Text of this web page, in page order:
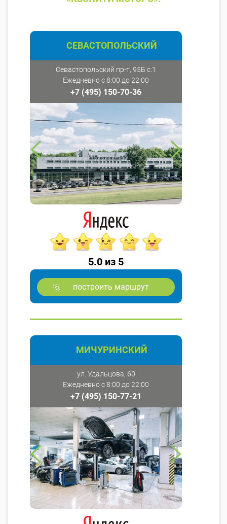
СЕВАСТОПОЛЬСКИЙ
Севастопольский пр-т, 95Б с.1
Ежедневно с 8:00 до 22:00
+7 (495) 150-70-36
5.0 из 5
построить маршрут
МИЧУРИНСКИЙ
ул. Удальцова, 60
Ежедневно с 8:00 до 22:00
+7 (495) 150-77-21